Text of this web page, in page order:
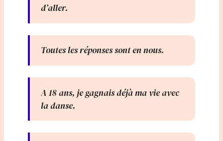
d’aller.
Toutes les réponses sont en nous.
A 18 ans, je gagnais déjà ma vie avec
la danse.